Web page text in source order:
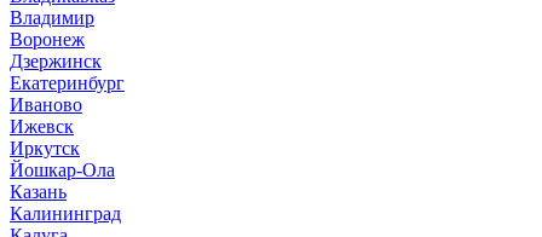
Владимир
Воронеж
Дзержинск
Екатеринбург
Иваново
Ижевск
Иркутск
Йошкар-Ола
Казань
Калининград